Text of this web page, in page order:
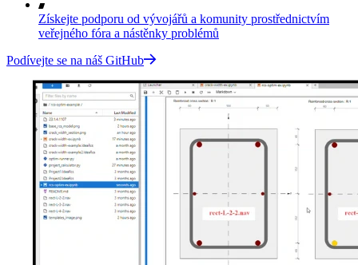
Získejte podporu od vývojářů a komunity prostřednictvím
veřejného fóra a nástěnky problémů
Podívejte se na náš GitHub